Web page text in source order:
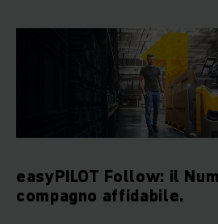
easyPILOT Follow: il
compagno affidabile.